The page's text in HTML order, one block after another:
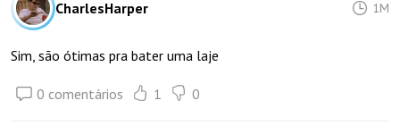
CharlesHarper 1M
Sim, são ótimas pra bater uma laje
0 comentários 1 0